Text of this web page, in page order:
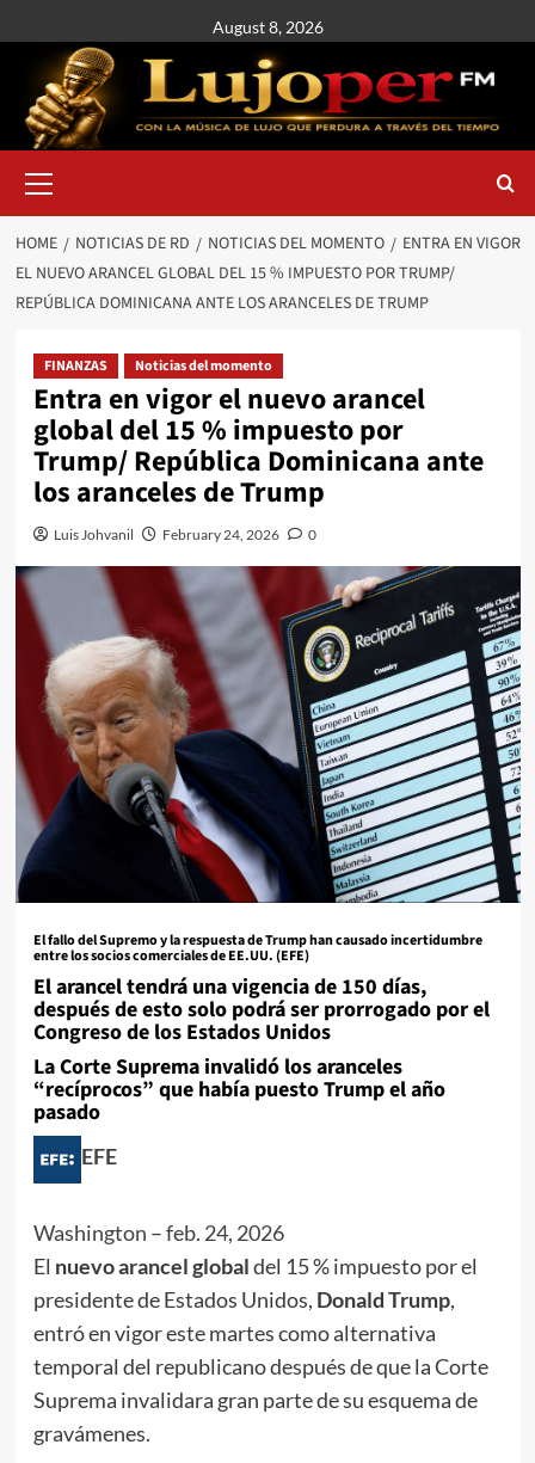
August 8, 2026
HOME NOTICIAS DE RD NOTICIAS DEL MOMENTO
ENTRA EN VIGOR
EL NUEVO ARANCEL GLOBAL DEL 15 % IMPUESTO POR TRUMP/
REPÚBLICA DOMINICANA ANTE LOS ARANCELES DE TRUMP
FINANZAS Noticias del momento
Entra en vigor el nuevo arancel
global del 15 % impuesto por
Trump/ República Dominicana ante
los aranceles de Trump
Luis Johvanil February 24, 2026 0
El fallo del Supremo y la respuesta de Trump han causado incertidumbre
entre los socios comerciales de EE.UU. (EFE)
El arancel tendrá una vigencia de 150 días,
después de esto solo podrá ser prorrogado por el
Congreso de los Estados Unidos
La Corte Suprema invalidó los aranceles
“recíprocos” que había puesto Trump el año
pasado
EFE
Washington –feb. 24, 2026
El nuevo arancel globaldel 15 % impuesto por el
presidente de Estados Unidos, Donald Trump,
entró en vigor este martes como alternativa
temporal del republicano después de que la Corte
Suprema invalidara gran parte de su esquema de
gravámenes.